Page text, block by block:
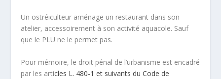
Un ostréiculteur aménage un restaurant dans son
atelier, accessoirement à son activité aquacole. Sauf
que le PLU ne le permet pas.
Pour mémoire, le droit pénal de l’urbanisme est encadré
par les articles L. 480-1 et suivants du Code de